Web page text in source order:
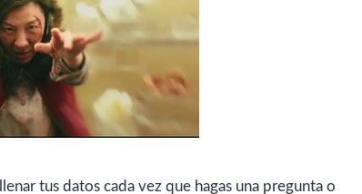
tus datos cada vez que hagas una pregunta o